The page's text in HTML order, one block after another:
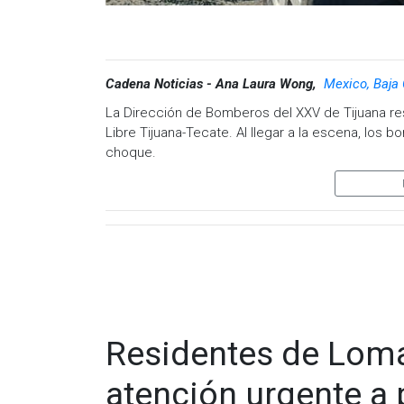
Cadena Noticias - Ana Laura Wong, Mexico, Baja
La Dirección de Bomberos del XXV de Tijuana
Libre Tijuana-Tecate. Al llegar a la escena, los
choque.
moderadas, y una mujer de 32 años, todos
En el segundo vehículo, los rescatistas
quien había quedado prensado. Las labores
Residentes de
atención urgente a